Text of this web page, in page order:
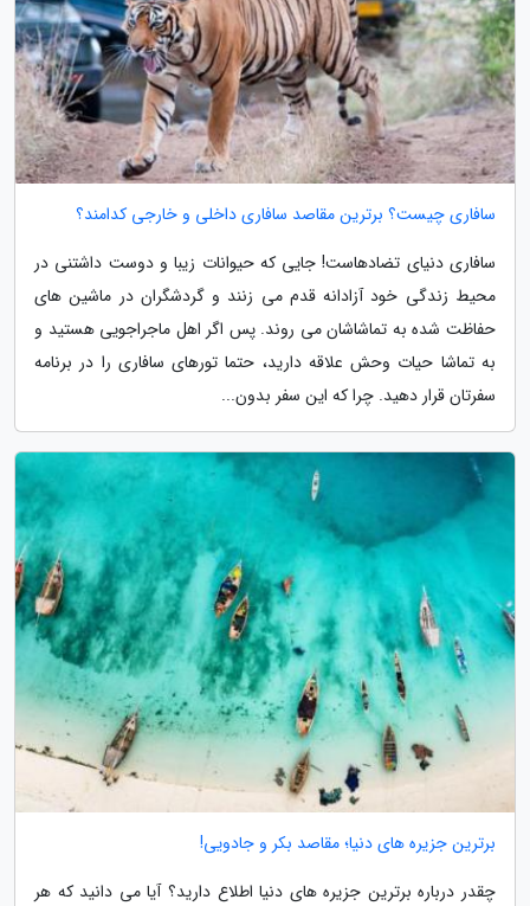
سافاری چیست؟ برترین مقاصد سافاری داخلی و خارجی کدامند؟
سافاری دنیای تضادهاست! جایی که حیوانات زیبا و دوست داشتنی در
محیط زندگی خود آزادانه قدم می زنند و گردشگران در ماشین های
حفاظت شده به تماشاشان می روند. پس اگر اهل ماجراجویی هستید و
به تماشا حیات وحش علاقه دارید، حتما تورهای سافاری را در برنامه
سفرتان قرار دهید. چرا که این سفر بدون...
برترین جزیره های دنیا؛ مقاصد بکر و جادویی!
چقدر درباره برترین جزیره های دنیا اطلاع دارید؟ آیا می دانید که هر